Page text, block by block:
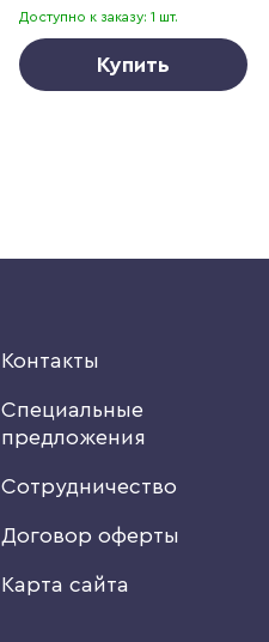
Доступно к заказу: 1 шт.
Купить
Контакты
Специальные
предложения
Сотрудничество
Договор оферты
Карта сайта